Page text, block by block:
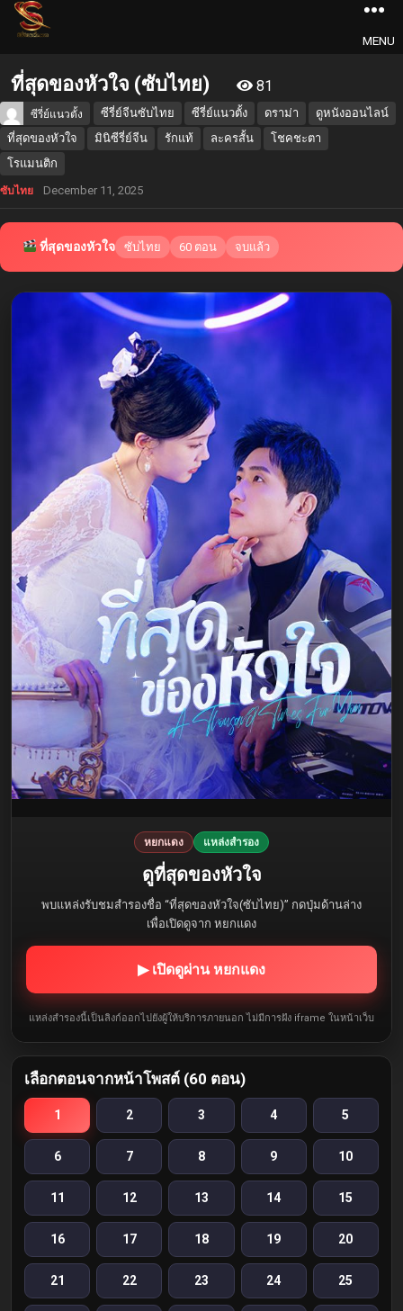
MENU
ที่สุดของหัวใจ (ซับไทย) 81
ซีรี่ย์แนวตั้ง ซีรี่ย์จีนซับไทย ซีรี่ย์แนวตั้ง ดราม่า
ดูหนังออนไลน์
ที่สุดของหัวใจ
มินิซีรี่ย์จีน รักแท้ ละครสั้น
โชคชะตา
โรแมนติก
ซับไทย December 11, 2025
ที่สุดของหัวใจ ซับไทย 60 ตอน จบแล้ว
หยกแดง แหล่งสำรอง
ดูที่สุดของหัวใจ
พบแหล่งรับชมสำรองชื่อ “ที่สุดของหัวใจ(ซับไทย)” กดปุ่มด้านล่าง
เพื่อเปิดดูจาก หยกแดง
▶ เปิดดูผ่าน หยกแดง
แหล่งสำรองนี้เป็นลิงก์ออกไปยังผู้ให้บริการภายนอก ไม่มีการฝัง iframe ในหน้าเว็บ
เลือกตอนจากหน้าโพสต์ (60 ตอน)
1 2 3 4 5
6 7 8 9 10
11 12 13 14 15
16 17 18 19 20
21 22 23 24 25